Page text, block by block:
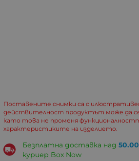
Поставените снимки са с
действителност продуктът може да
като това не променя
характеристиките на изделието.
Безплатна доставка над 50.00
куриер Box Now